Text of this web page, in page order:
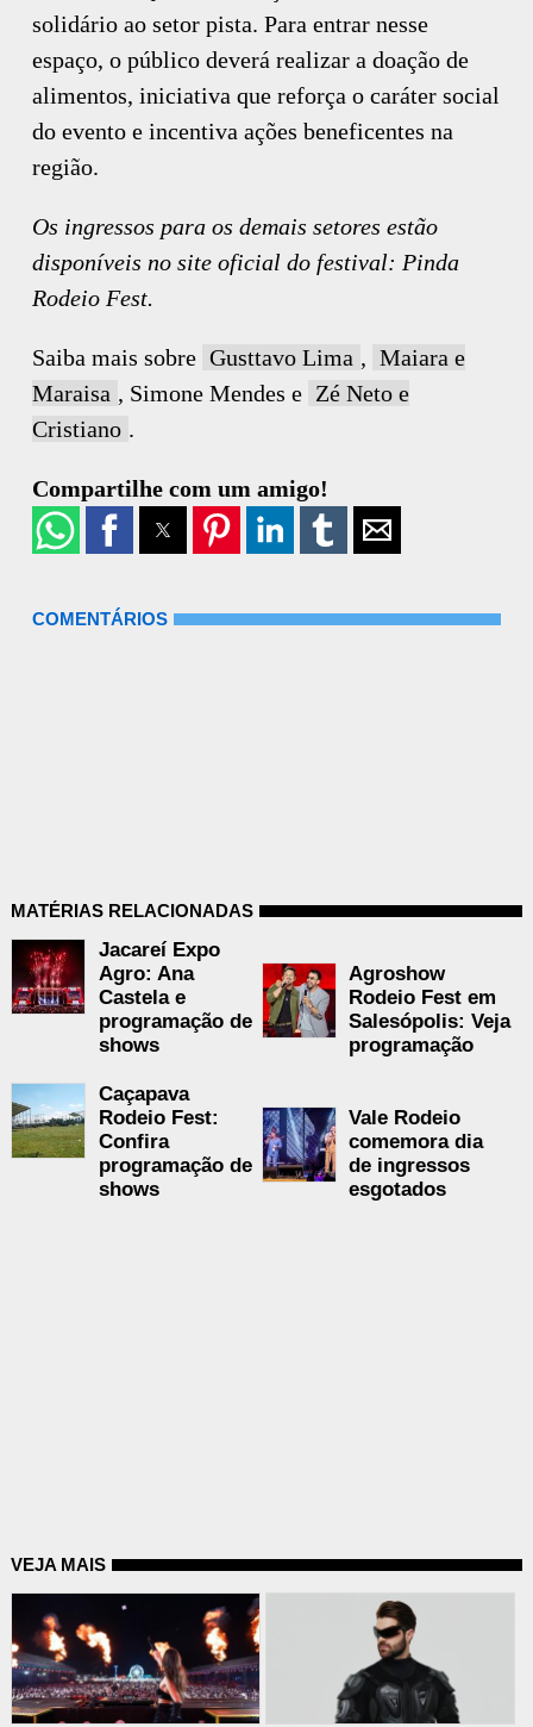
solidário ao setor pista. Para entrar nesse
espaço, o público deverá realizar a doação de
alimentos, iniciativa que reforça o caráter social
do evento e incentiva ações beneficentes na
região.
Os ingressos para os demais setores estão
disponíveis no site oficial do festival: Pinda
Rodeio Fest.
Saiba mais sobre Gusttavo Lima , Maiara e
Maraisa , Simone Mendes e Zé Neto e
Cristiano .
Compartilhe com um amigo!
COMENTÁRIOS
MATÉRIAS RELACIONADAS
Jacareí Expo
Agro: Ana
Castela e
programação de
shows
Agroshow
Rodeio Fest em
Salesópolis: Veja
programação
Caçapava
Rodeio Fest:
Confira
programação de
shows
Vale Rodeio
comemora dia
de ingressos
esgotados
VEJA MAIS